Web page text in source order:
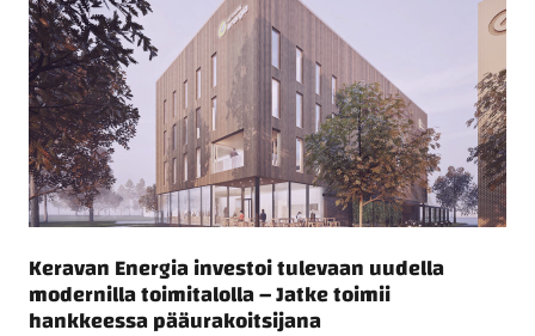
Keravan Energia investoi tulevaan uudella
modernilla toimitalolla – Jatke toimii
hankkeessa pääurakoitsijana